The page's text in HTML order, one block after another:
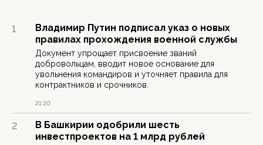
1
Владимир Путин подписал указ о новых
правилах прохождения военной службы
Документ упрощает присвоение званий
добровольцам, вводит новое основание для
увольнения командиров и уточняет правила для
контрактников и срочников.
21:20
2
В Башкирии одобрили шесть
инвестпроектов на 1 млрд рублей